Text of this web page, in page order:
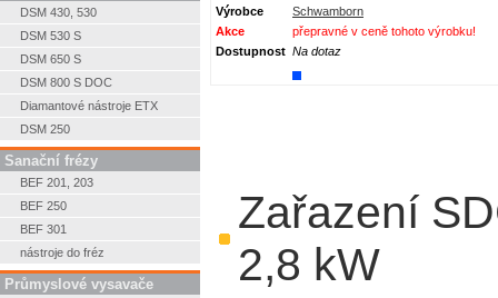
DSM 430, 530
DSM 530 S
DSM 650 S
DSM 800 S DOC
Diamantové nástroje ETX
DSM 250
Sanační frézy
BEF 201, 203
BEF 250
BEF 301
nástroje do fréz
Průmyslové vysavače
Výrobce
Schwamborn
Akce
přepravné v ceně tohoto výrobku!
Dostupnost Na dotaz
Zařazení
2,8 kW